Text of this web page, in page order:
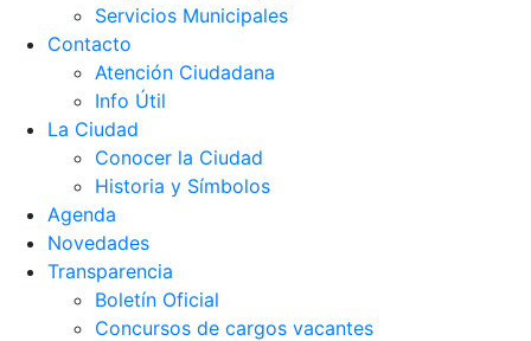
Servicios Municipales
Contacto
Atención Ciudadana
Info Útil
La Ciudad
Conocer la Ciudad
Historia y Símbolos
Agenda
Novedades
Transparencia
Boletín Oficial
Concursos de cargos vacantes